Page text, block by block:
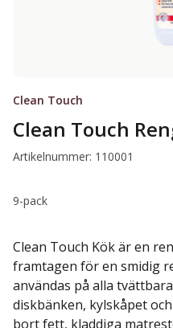
Clean Touch
Clean Touch
Artikelnummer: 110001
9-pack
Clean Touch Kök är en
framtagen för en smidig
användas på alla
diskbänken, kylskåpet
bort fett, kladdiga